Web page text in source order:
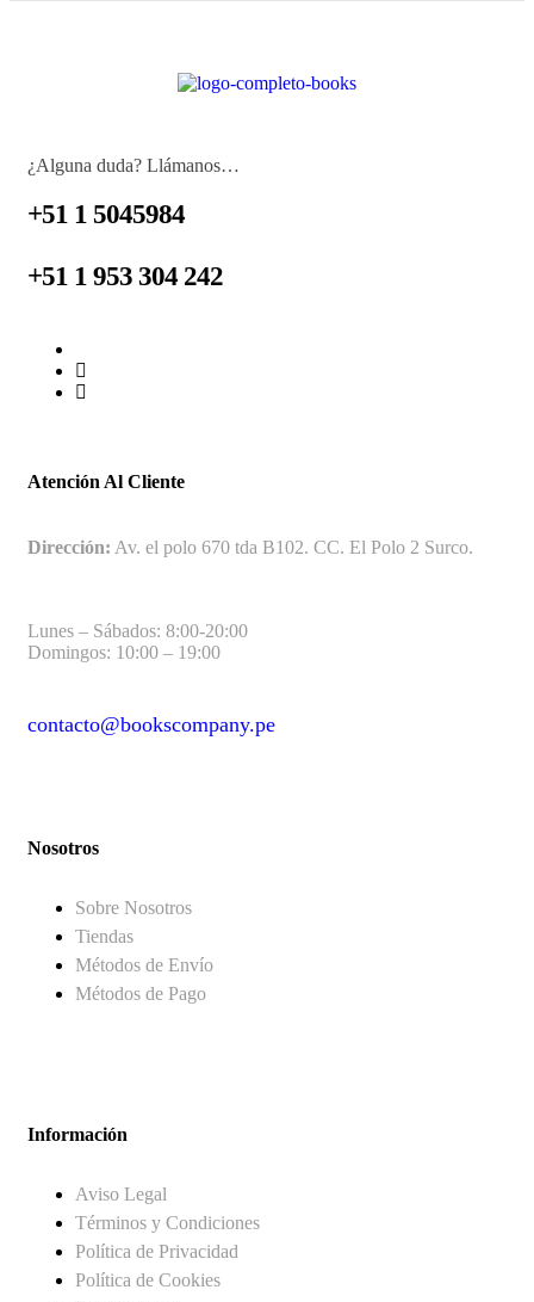
¿Alguna duda? Llámanos…
+51 1 5045984
+51 1 953 304 242
Atención Al Cliente
Dirección: Av. el polo 670 tda B102. CC. El Polo 2 Surco.
Lunes – Sábados: 8:00-20:00
Domingos: 10:00 – 19:00
contacto@bookscompany.pe
Nosotros
Sobre Nosotros
Tiendas
Métodos de Envío
Métodos de Pago
Información
Aviso Legal
Términos y Condiciones
Política de Privacidad
Política de Cookies